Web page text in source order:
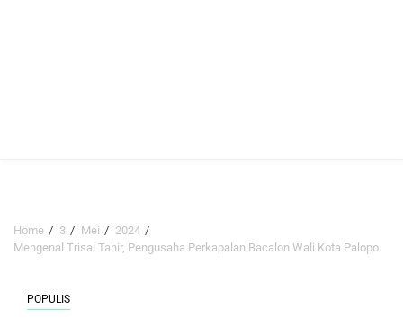
Home 3 Mei
2024
Mengenal Trisal Tahir, Pengusaha Perkapalan Bacalon Wali Kota Palopo
POPULIS